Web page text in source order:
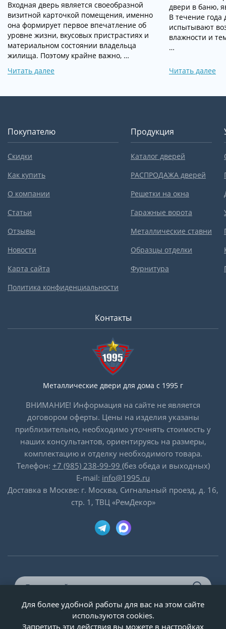
Входная дверь является своеобразной
визитной карточкой помещения, именно
она формирует первое впечатление об
уровне жизни, вкусовых пристрастиях и
материальном состоянии владельца
жилища. Поэтому крайне важно, …
Читать далее
двери в баню,
В течение года
испытывают
влажности и
…
Читать далее
Покупателю
Скидки
Как купить
О компании
Статьи
Отзывы
Новости
Карта сайта
Политика конфиденциальности
Продукция
Каталог дверей
РАСПРОДАЖА дверей
Решетки на окна
Гаражные ворота
Металлические ставни
Образцы отделки
Фурнитура
Контакты
Металлические двери для дома с 1995 г
ВНИМАНИЕ! Информация на сайте не является
договором оферты. Цены на изделия указаны
приблизительно, необходимо уточнять стоимость у
наших консультантов, ориентируясь на размеры,
комплектацию и отделку необходимого товара.
Телефон: +7 (985) 238-99-99 (без обеда и выходных)
E-mail: info@1995.ru
Доставка в Москве: г. Москва, Сигнальный проезд, д. 16,
стр. 1, ТВЦ «РемДекор»
© ООО «Двери-и-точка», ИНН 5020092947, 1995-2026 г.
Для более удобной работы для вас на этом сайте
используются cookies.
Запретить эти действия вы можете в настройках